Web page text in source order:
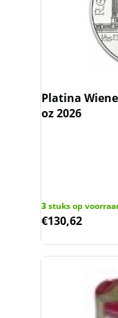
Platina
oz 2026
3stuks op
€130,62